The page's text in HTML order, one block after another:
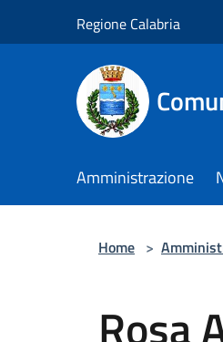
Regione Calabria
Amministrazione
Home >